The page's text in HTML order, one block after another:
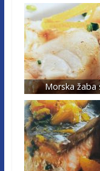
Morska žaba